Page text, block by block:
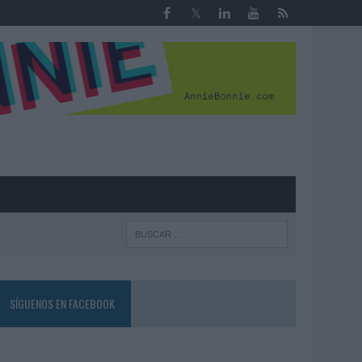
SÍGUENOS EN FACEBOOK